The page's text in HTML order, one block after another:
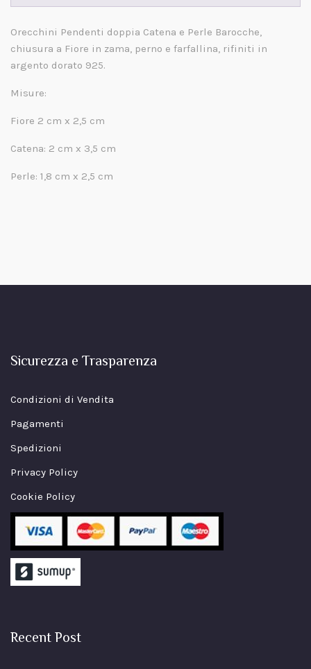
Orecchini Pendenti doppia Catena e Perle Barocche,
chiusura a Fiore in zama, perno e farfallina, rifiniti in
argento dorato 925.
Misure:
Fiore 2 cm x 2,5 cm
Catena: 2 cm x 3,5 cm
Perle: 1,8 cm x 2,5 cm
Sicurezza e Trasparenza
Condizioni di Vendita
Pagamenti
Spedizioni
Privacy Policy
Cookie Policy
Recent Post